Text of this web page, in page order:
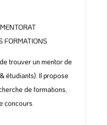
FORMATIONS
trouver un mentor de
étudiants). Il propose
de formations,
concours